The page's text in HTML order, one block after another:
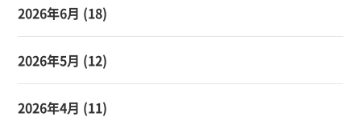
2026年6月 (18)
2026年5月 (12)
2026年4月 (11)